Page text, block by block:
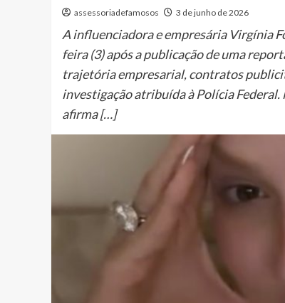
assessoriadefamosos 3 de junho de 2026
A influenciadora e empresária Virgínia
feira (3) após a publicação de uma
trajetória empresarial, contratos
investigação atribuída à Polícia
afirma […]